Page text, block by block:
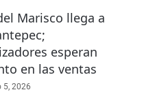
Marisco llega a
esperan
en las ventas
5, 2026